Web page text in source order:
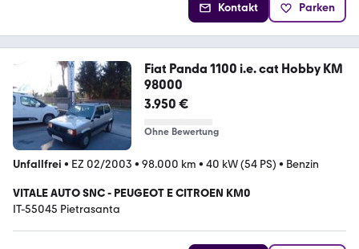
Kontakt Parken
Fiat Panda 1100 i.e. cat Hobby KM
98000
3.950 €
Ohne Bewertung
Unfallfrei • EZ 02/2003 • 98.000 km • 40 kW (54 PS) • Benzin
VITALE AUTO SNC - PEUGEOT E CITROEN KM0
IT-55045 Pietrasanta